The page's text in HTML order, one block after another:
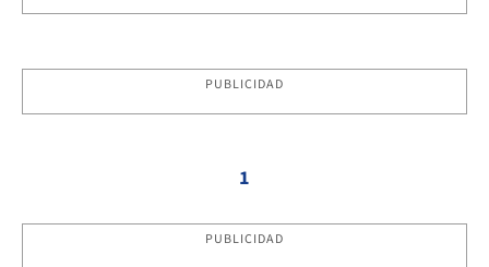
PUBLICIDAD
1
PUBLICIDAD